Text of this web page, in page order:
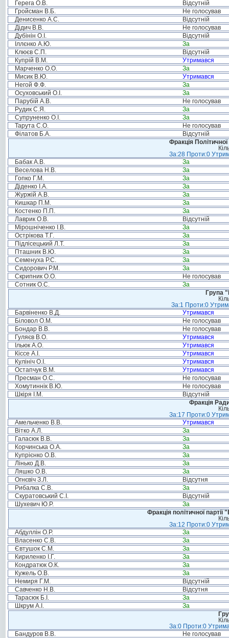
Герега О.В.
Відсутній
Гройсман В.Б.
Не голосував
Денисенко А.С.
Відсутній
Дідич В.В.
Не голосував
Дубінін О.І.
Відсутній
Іллєнко А.Ю.
За
Клюєв С.П.
Відсутній
Купрій В.М.
Утримався
Марченко О.О.
За
Мисик В.Ю.
Утримався
Негой Ф.Ф.
За
Осуховський О.І.
За
Парубій А.В.
Не голосував
Рудик С.Я.
За
Супруненко О.І.
За
Тарута С.О.
Не голосував
Філатов Б.А.
Відсутній
Фракція
За:28 Проти:0
Бабак А.В.
За
Веселова Н.В.
За
Гопко Г.М.
За
Діденко І.А.
За
Журжій А.В.
За
Кишкар П.М.
За
Костенко П.П.
За
Лаврик О.В.
Відсутній
Мірошніченко І.В.
За
Острікова Т.Г.
За
Підлісецький Л.Т.
За
Пташник В.Ю.
За
Семенуха Р.С.
За
Сидорович Р.М.
За
Скрипник О.О.
Не голосував
Сотник О.С.
За
Група
За:1 Проти:0
Барвіненко В.Д.
Утримався
Біловол О.М.
Не голосував
Бондар В.В.
Не голосував
Гуляєв В.О.
Утримався
Ільюк А.О.
Утримався
Кіссе А.І.
Утримався
Кулініч О.І.
Утримався
Остапчук В.М.
Утримався
Пресман О.С.
Не голосував
Хомутиннік В.Ю.
Не голосував
Шкіря І.М.
Відсутній
Фракція
За:17 Проти:0
Амельченко В.В.
Утримався
Вітко А.Л.
За
Галасюк В.В.
За
Корчинська О.А.
За
Купрієнко О.В.
За
Лінько Д.В.
За
Ляшко О.В.
За
Огнєвіч З.Л.
Відсутня
Рибалка С.В.
За
Скуратовський С.І.
Відсутній
Шухевич Ю.Р.
За
Фракція політичної
За:12 Проти:0
Абдуллін О.Р.
За
Власенко С.В.
За
Євтушок С.М.
За
Кириленко І.Г.
За
Кондратюк О.К.
За
Кужель О.В.
За
Немиря Г.М.
Відсутній
Савченко Н.В.
Відсутня
Тарасюк Б.І.
За
Шкрум А.І.
За
За:0 Проти:0
Бандуров В.В.
Не голосував